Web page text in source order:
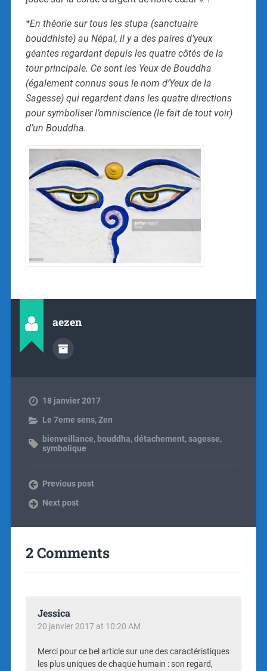
*En théorie sur tous les stupa (sanctuaire
bouddhiste) au Népal, il y a des paires d’yeux
géantes regardant depuis les quatre côtés de la
tour principale. Ce sont les Yeux de Bouddha
(également connus sous le nom d’Yeux de la
Sagesse) qui regardent dans les quatre directions
pour symboliser l’omniscience (le fait de tout voir)
d’un Bouddha.
aezen
18 janvier 2017
Le 7eme sens,Zen
bienveillance, bouddha,détachement,sagesse,
symbolique
Previous post
Next post
2 Comments
Jessica
20 janvier 2017 at 10:20 AM
Merci pour ce bel article sur une des caractéristiques
les plus uniques de chaque humain : son regard,